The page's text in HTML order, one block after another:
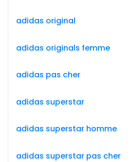
adidas original
adidas originals femme
adidas pas cher
adidas superstar
adidas superstar homme
adidas superstar pas cher